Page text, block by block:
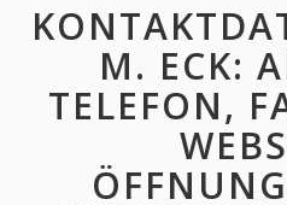
M. ECK:
TELEFON,